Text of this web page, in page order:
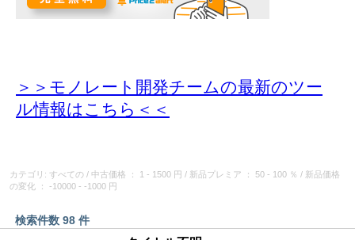
＞＞モノレート開発チームの最新のツー
ル情報はこちら＜＜
カテゴリ: すべての / 中古価格 ： 1 - 1500 円 / 新品プレミア ： 50 - 100 ％ / 新品価格
の変化
： -10000 - -1000 円
検索件数 98 件